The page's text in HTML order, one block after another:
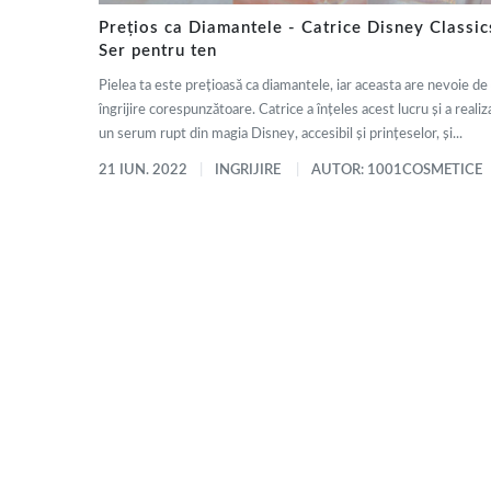
Prețios ca Diamantele - Catrice Disney
Ser pentru ten
Pielea ta este prețioasă ca diamantele, iar aceasta are nevoie de
îngrijire corespunzătoare. Catrice a înțeles acest lucru și a
un serum rupt din magia Disney, accesibil și prințeselor, și...
21 IUN. 2022 INGRIJIRE AUTOR: 1001COSMETICE